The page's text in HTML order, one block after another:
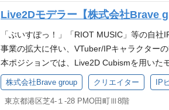
を実感したい方 自身の仕事に責任を持ち圧
協せず細かい部分まで品質にこだわれる方
部署について IP Production運営本部は当社
面で支える部署で、その中に制作部は下記
ラクターグッズの企画～製造管理を行う部署
応を行う部署 デザインチーム：グッズデザ
た制作部は、グッズの企画やデザイン・製造
で、サプライチェーン全体を包括的にカバー
過去の製造実績
質改善 FAQ・返信テンプレート整備 データ
整 必須スキル 下記いずれかのご経験をお持
問い合わせ対応の経験 ECサイト、通販、
つ、下記のスキルを満たす方 基本的なPC操
ュニケーションが取れる方 正確で分かりや
認事項を整理しながら進められる方 チーム
た対応ができる方 歓迎スキル メールまたは
者向けのサポート経験 受注管理、配送確認
Live2Dモデラー【株式会社Brave
「ぶいすぽっ！」「RIOT MUSIC」等の自
事業の拡大に伴い、VTuber/IPキャラクター
本ポジションでは、Live2D Cubismを用いた
モーション制作、既存モデルの修正・調整な
す。 また、新規IPや海外事業に関連する制
があります。少数精鋭のチームのため、ご
株式会社Brave group クリエイター IP
東京都港区芝4-１-28 PMO田町Ⅲ8階